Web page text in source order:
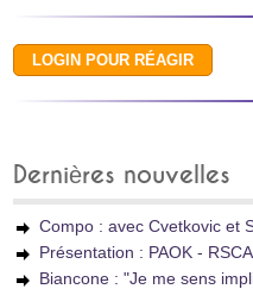
Dernières nouvelles
Compo : avec Cvetkovic et
Présentation : PAOK - RSCA
Biancone : "Je me sens